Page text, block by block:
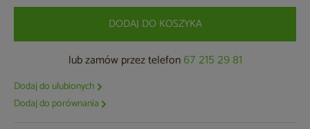
DODAJ DO KOSZYKA
lub zamów przez telefon 67 215 29 81
Dodaj do ulubionych
Dodaj do porównania